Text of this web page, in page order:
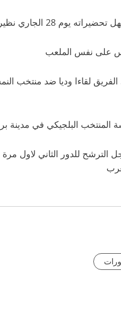
في مدينة تورنتي بكندا.
البلجيكي في مدينة بروكسال
الترشح للدور الثاني لاول